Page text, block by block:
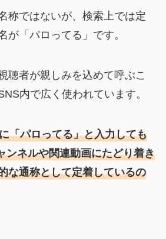
称ではないが、検索上では定
が「パロってる」です。
聴者が親しみを込めて呼ぶこ
内で広く使われています。
「パロってる」と入力しても
ンネルや関連動画にたどり着き
な通称として定着しているの